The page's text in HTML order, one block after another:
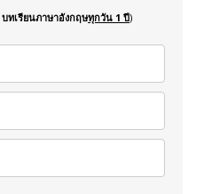
ทเรียนภาษาอังกฤษทุกวัน 1 ปี)